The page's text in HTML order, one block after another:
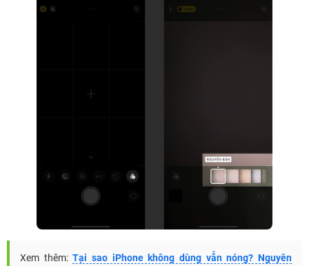
Xem thêm:Tại sao iPhone không dùng vẫn nóng? Nguyên